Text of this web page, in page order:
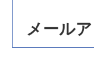
メール